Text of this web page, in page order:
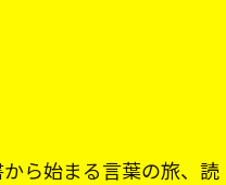
ら始まる言葉の旅、読